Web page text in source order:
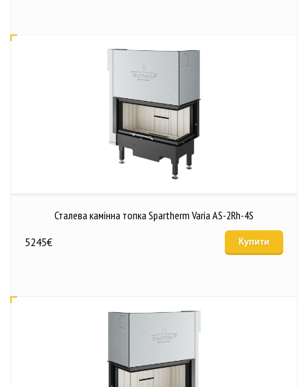
Сталева камінна топка Spartherm Varia AS-2Rh-4S
5245€ Купити